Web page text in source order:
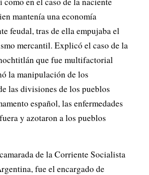
mantenía una economía
feudal, tras de ella empujaba el
mercantil. Explicó el caso de la
que fue multifactorial
la manipulación de los
las divisiones de los pueblos
español, las enfermedades
y azotaron a los pueblos
de la Corriente Socialista
fue el encargado de